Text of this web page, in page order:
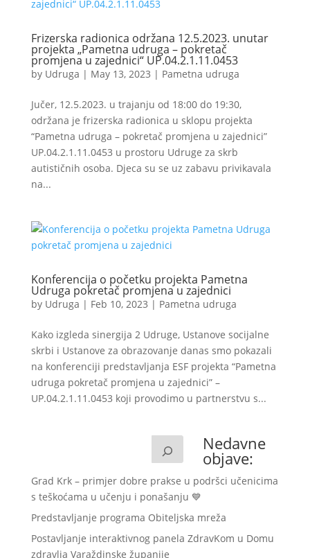
Frizerska radionica održana 12.5.2023. unutar
projekta „Pametna udruga – pokretač
promjena u zajednici“ UP.04.2.1.11.0453
by Udruga | May 13, 2023 | Pametna udruga
Jučer, 12.5.2023. u trajanju od 18:00 do 19:30,
održana je frizerska radionica u sklopu projekta
“Pametna udruga – pokretač promjena u zajednici”
UP.04.2.1.11.0453 u prostoru Udruge za skrb
autističnih osoba. Djeca su se uz zabavu privikavala
na...
Konferencija o početku projekta Pametna
Udruga pokretač promjena u zajednici
by Udruga | Feb 10, 2023 | Pametna udruga
Kako izgleda sinergija 2 Udruge, Ustanove socijalne
skrbi i Ustanove za obrazovanje danas smo pokazali
na konferenciji predstavljanja ESF projekta “Pametna
udruga pokretač promjena u zajednici” –
UP.04.2.1.11.0453 koji provodimo u partnerstvu s...
Nedavne
objave:
Grad Krk – primjer dobre prakse u podršci učenicima
s teškoćama u učenju i ponašanju 💙
Predstavljanje programa Obiteljska mreža
Postavljanje interaktivnog panela ZdravKom u Domu
zdravlja Varaždinske županije